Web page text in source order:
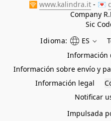
🛜 www.kalindra.it - 💌
Company
Sic
Idioma:
ES
Información
Información sobre envío y
Información legal
Notificar
Impulsada